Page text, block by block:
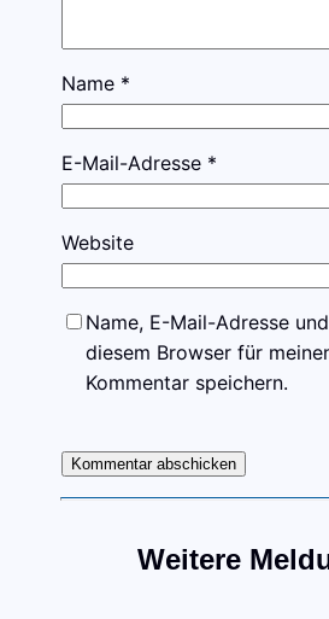
Name *
E-Mail-Adresse *
Website
Name, E-Mail-Adresse
diesem Browser für
Kommentar speichern.
Weitere